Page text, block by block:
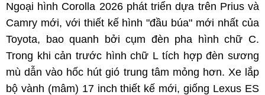
Ngoại hình Corolla 2026 phát triển dựa trên Prius và
Camry mới, với thiết kế hình "đầu búa" mới nhất của
Toyota, bao quanh bởi cụm đèn pha hình chữ C.
Trong khi cản trước hình chữ L tích hợp đèn sương
mù dẫn vào hốc hút gió trung tâm mỏng hơn. Xe lắp
bộ vành (mâm) 17 inch thiết kế mới, giống Lexus ES